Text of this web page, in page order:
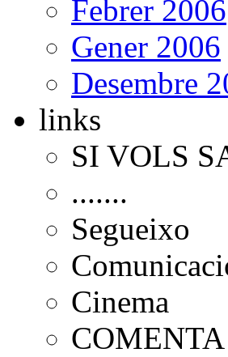
Febrer 2006
Gener 2006
Desembre
links
SI VOLS
.......
Segueixo
Cinema
COMENTA